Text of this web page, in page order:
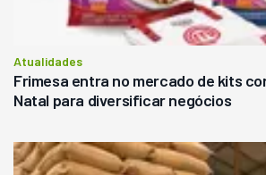
Atualidades
Frimesa entra no mercado de kits
Natal para diversificar negócios